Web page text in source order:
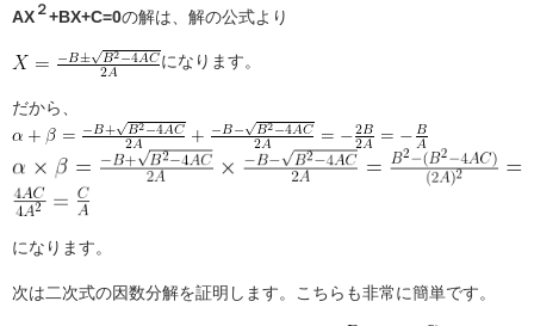
AX ２+BX+C=0の解は、解の公式より
になります。
だから、
になります。
次は二次式の因数分解を証明します。こちらも非常に簡単です。